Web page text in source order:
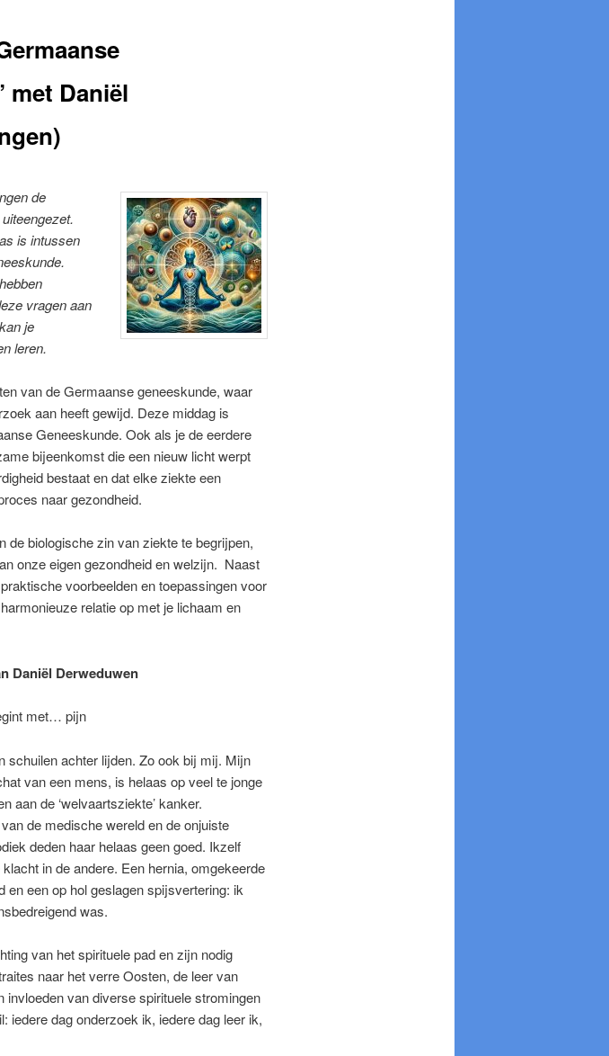
met Daniël
de
is intussen
vragen aan
je
leren.
van de Germaanse geneeskunde, waar
aan heeft gewijd. Deze middag is
Geneeskunde. Ook als je de eerdere
bijeenkomst die een nieuw licht werpt
bestaat en dat elke ziekte een
naar gezondheid.
biologische zin van ziekte te begrijpen,
onze eigen gezondheid en welzijn. Naast
voorbeelden en toepassingen voor
relatie op met je lichaam en
Daniël Derweduwen
met… pijn
schuilen achter lijden. Zo ook bij mij. Mijn
van een mens, is helaas op veel te jonge
aan de ‘welvaartsziekte’ kanker.
de medische wereld en de onjuiste
deden haar helaas geen goed. Ikzelf
in de andere. Een hernia, omgekeerde
een op hol geslagen spijsvertering: ik
was.
van het spirituele pad en zijn nodig
naar het verre Oosten, de leer van
van diverse spirituele stromingen
iedere dag onderzoek ik, iedere dag leer ik,